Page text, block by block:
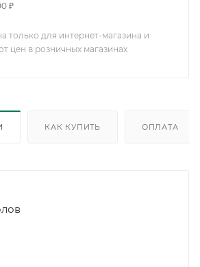
₽
только для интернет-магазина и
цен в розничных магазинах
КАК КУПИТЬ ОПЛАТА